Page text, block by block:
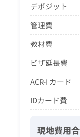
デポジット
管理費
教材費
ビザ延長費
ACR-I カード
IDカード費
現地費用